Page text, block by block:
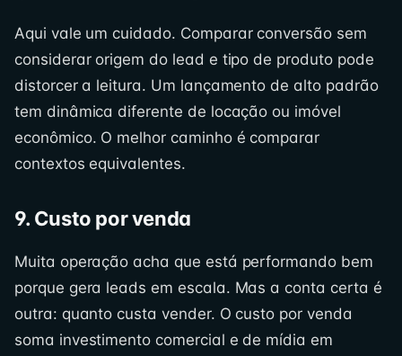
Aqui vale um cuidado. Comparar conversão sem
considerar origem do lead e tipo de produto pode
distorcer a leitura. Um lançamento de alto padrão
tem dinâmica diferente de locação ou imóvel
econômico. O melhor caminho é comparar
contextos equivalentes.
9. Custo por venda
Muita operação acha que está performando bem
porque gera leads em escala. Mas a conta certa é
outra: quanto custa vender. O custo por venda
soma investimento comercial e de mídia em